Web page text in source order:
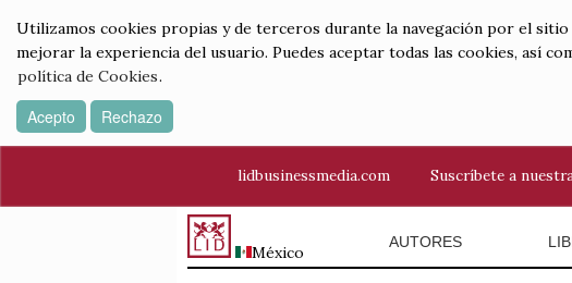
Utilizamos cookies propias y de terceros durante la navegación por el
mejorar la experiencia del usuario. Puedes aceptar todas las cookies, así
política de Cookies.
Acepto Rechazo
lidbusinessmedia.com Suscríbete a
México
AUTORES